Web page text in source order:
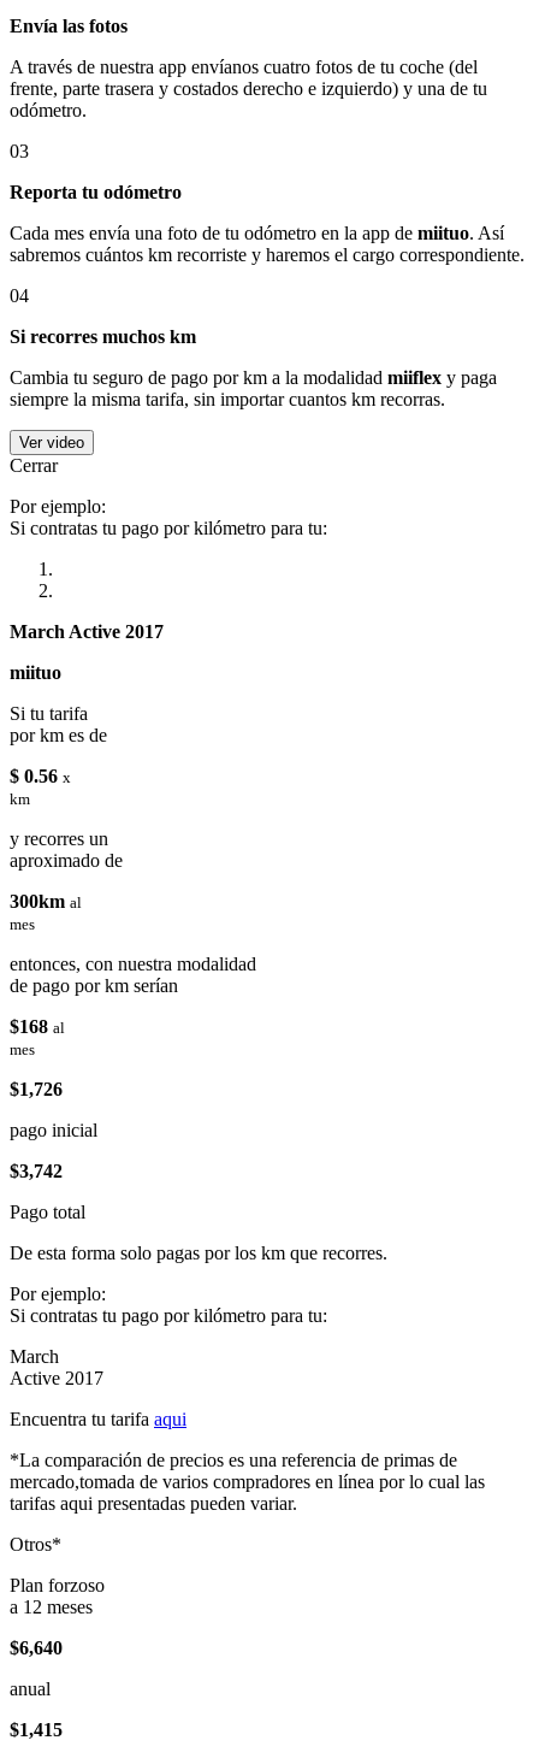
Envía las fotos
A través de nuestra app envíanos cuatro fotos de tu coche (del
frente, parte trasera y costados derecho e izquierdo) y una de tu
odómetro.
03
Reporta tu odómetro
Cada mes envía una foto de tu odómetro en la app de miituo. Así
sabremos cuántos km recorriste y haremos el cargo correspondiente.
04
Si recorres muchos km
Cambia tu seguro de pago por km a la modalidad miiflex y paga
siempre la misma tarifa, sin importar cuantos km recorras.
Ver video
Cerrar
Por ejemplo:
Si contratas tu pago por kilómetro para tu:
March Active 2017
miituo
Si tu tarifa
por km es de
$ 0.56 x
km
y recorres un
aproximado de
300km al
mes
entonces, con nuestra modalidad
de pago por km serían
$168 al
mes
$1,726
pago inicial
$3,742
Pago total
De esta forma solo pagas por los km que recorres.
Por ejemplo:
Si contratas tu pago por kilómetro para tu:
March
Active 2017
Encuentra tu tarifa aqui
*La comparación de precios es una referencia de primas de
mercado,tomada de varios compradores en línea por lo cual las
tarifas aqui presentadas pueden variar.
Otros*
Plan forzoso
a 12 meses
$6,640
anual
$1,415